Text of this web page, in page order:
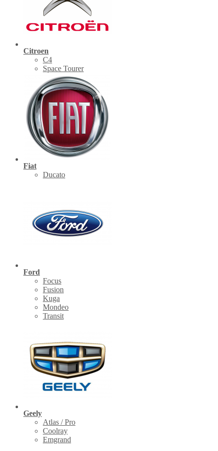
Citroen
C4
Space Tourer
Fiat
Ducato
Ford
Focus
Fusion
Kuga
Mondeo
Transit
Geely
Atlas / Pro
Coolray
Emgrand